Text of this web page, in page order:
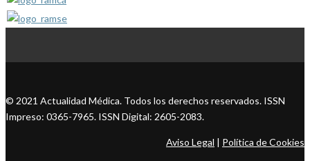
© 2021 Actualidad Médica. Todos los derechos reservados. ISSN
Impreso: 0365-7965. ISSN Digital: 2605-2083.
Aviso Legal | Política de Cookies